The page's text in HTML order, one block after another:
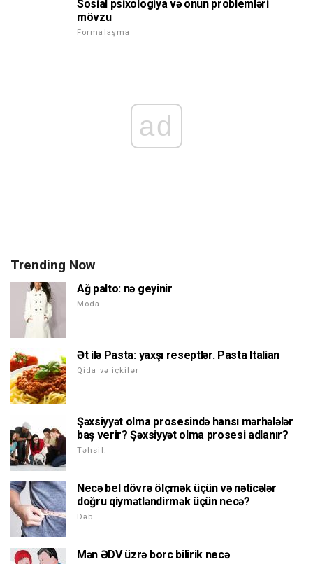
Sosial psixologiya və onun problemləri
mövzu
Formalaşma
ad
Trending Now
Ağ palto: nə geyinir
Moda
Ət ilə Pasta: yaxşı reseptlər. Pasta Italian
Qida və içkilər
Şəxsiyyət olma prosesində hansı mərhələlər
baş verir? Şəxsiyyət olma prosesi adlanır?
Təhsil:
Necə bel dövrə ölçmək üçün və nəticələr
doğru qiymətləndirmək üçün necə?
Dəb
Mən ƏDV üzrə borc bilirik necə